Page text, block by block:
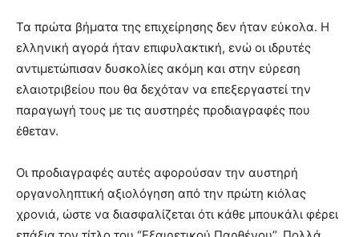
Τα πρώτα βήματα της επιχείρησης δεν ήταν εύκολα. Η
ελληνική αγορά ήταν επιφυλακτική, ενώ οι ιδρυτές
αντιμετώπισαν δυσκολίες ακόμη και στην εύρεση
ελαιοτριβείου που θα δεχόταν να επεξεργαστεί την
παραγωγή τους με τις αυστηρές προδιαγραφές που
έθεταν.
Οι προδιαγραφές αυτές αφορούσαν την αυστηρή
οργανοληπτική αξιολόγηση από την πρώτη κιόλας
χρονιά, ώστε να διασφαλίζεται ότι κάθε μπουκάλι φέρει